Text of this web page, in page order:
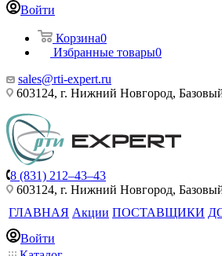
Войти
Корзина0
Избранные товары0
sales@rti-expert.ru
603124, г. Нижний Новгород,
8 (831) 212–43–43
603124, г. Нижний Новгород,
ГЛАВНАЯ Акции ПОСТАВЩИКИ
Войти